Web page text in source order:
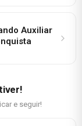
Auxiliar
e seguir!